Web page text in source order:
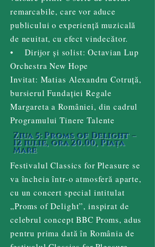
remarcabile, care vor aduce
publicului o experiență muzicală
de neuitat, cu efect vindecător.
• Dirijor și solist: Octavian Lup
Orchestra New Hope
Invitat: Matias Alexandru Cotruță,
bursierul Fundației Regale
Margareta a României, din cadrul
Programului Tinere Talente
Ziua 5: Proms of Delight –
12 iulie, ora 20.00, Piața
Mare
Festivalul Classics for Pleasure se
va încheia într-o atmosferă aparte,
cu un concert special intitulat
„Proms of Delight”, inspirat de
celebrul concept BBC Proms, adus
pentru prima dată în România de